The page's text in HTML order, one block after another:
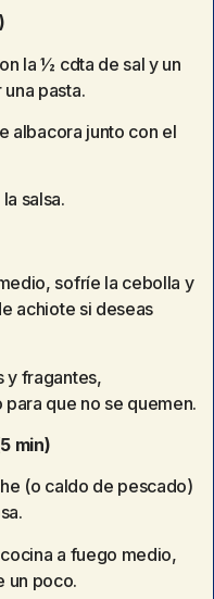
la ½ cdta de sal y un
pasta.
albacora junto con el
salsa.
sofríe la cebolla y
achiote si deseas
y fragantes,
que no se quemen.
min)
(o caldo de pescado)
a fuego medio,
un poco.